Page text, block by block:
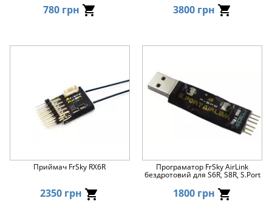
780 грн 3800 грн
Приймач FrSky RX6R
2350 грн
Програматор FrSky AirLink
бездротовий для S6R, S8R, S.Port
1800 грн